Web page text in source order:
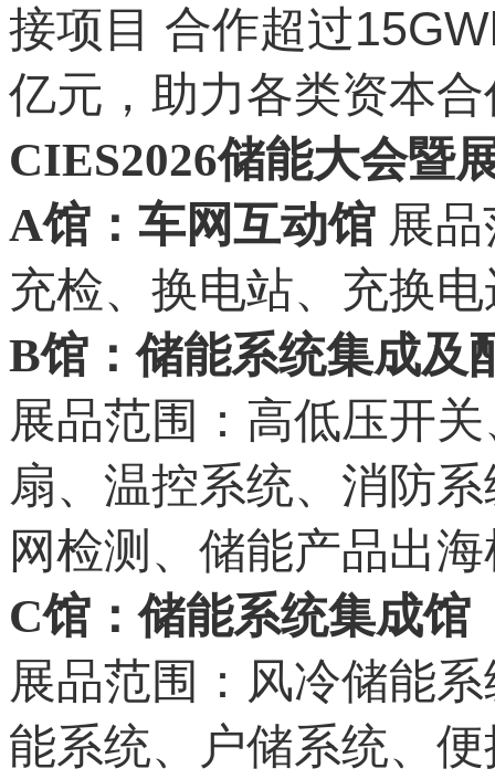
接项目 合作超过
亿元，助力各类资本
CIES2026储能大会暨
A馆：车网互动馆 展
充检、换电站、充换
B馆：储能系统集成及
展品范围：高低压开
扇、温控系统、消防
网检测、储能产品出
C馆：储能系统集成馆
展品范围：风冷储能
能系统、户储系统、